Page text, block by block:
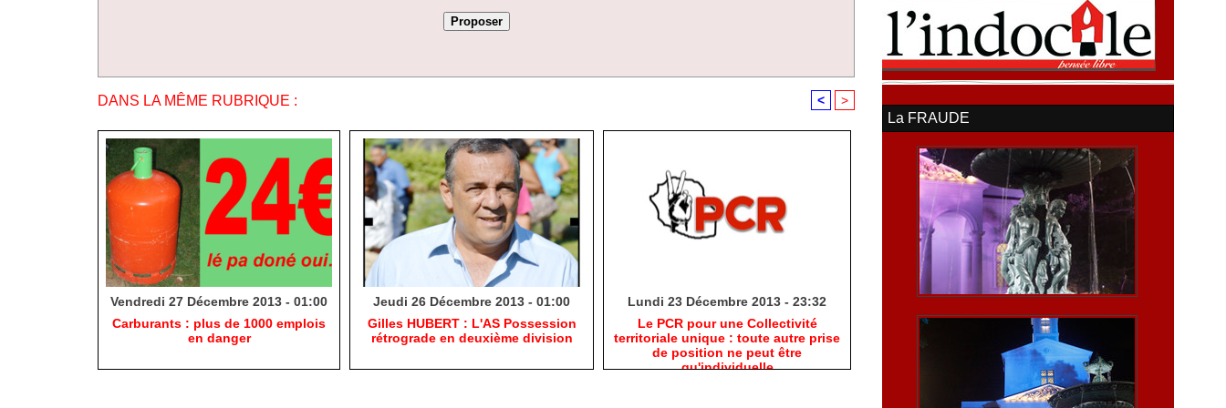
DANS LA MÊME RUBRIQUE : < >
Vendredi 27 Décembre 2013 - 01:00
Carburants : plus de 1000 emplois
en danger
Jeudi 26 Décembre 2013 - 01:00
Gilles HUBERT : L'AS Possession
rétrograde en deuxième division
Lundi 23 Décembre 2013 - 23:32
Le PCR pour une Collectivité
territoriale unique : toute autre prise
de position ne peut être
qu'individuelle
La FRAUDE